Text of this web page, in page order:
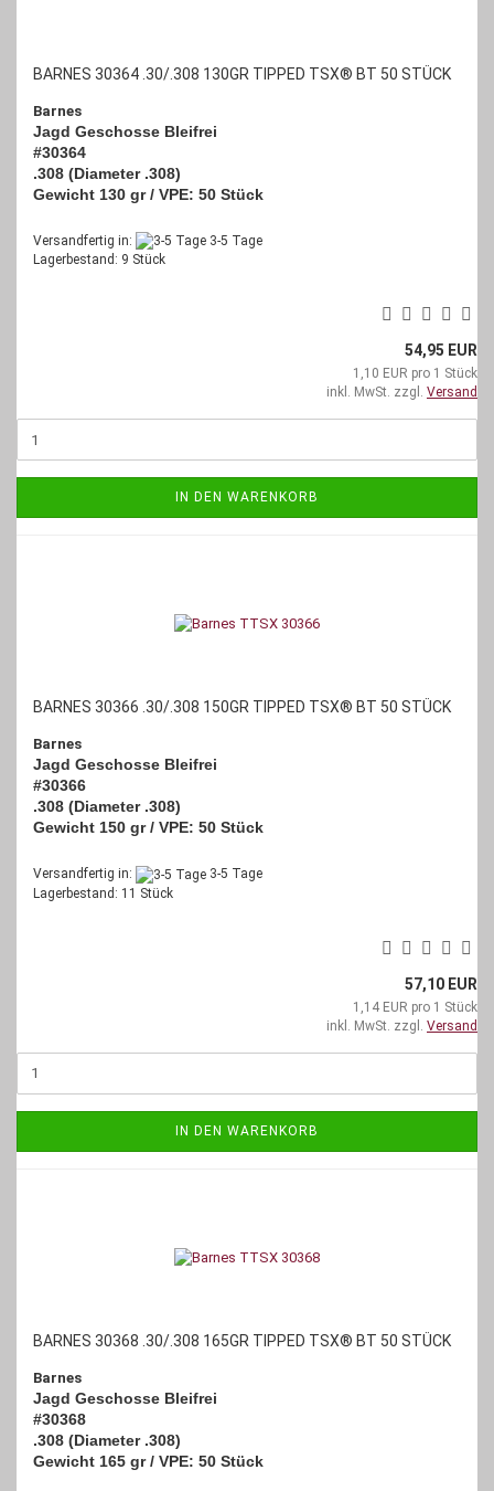
BARNES 30364 .30/.308 130GR TIPPED TSX® BT 50 STÜCK
Barnes
Jagd Geschosse Bleifrei
#30364
.308 (Diameter .308)
Gewicht 130 gr / VPE: 50 Stück
Versandfertig in:
3-5 Tage
Lagerbestand: 9 Stück
54,95 EUR
1,10 EUR pro 1 Stück
inkl. MwSt. zzgl. Versand
IN DEN WARENKORB
BARNES 30366 .30/.308 150GR TIPPED TSX® BT 50 STÜCK
Barnes
Jagd Geschosse Bleifrei
#30366
.308 (Diameter .308)
Gewicht 150 gr / VPE: 50 Stück
Versandfertig in:
3-5 Tage
Lagerbestand: 11 Stück
57,10 EUR
1,14 EUR pro 1 Stück
inkl. MwSt. zzgl. Versand
IN DEN WARENKORB
BARNES 30368 .30/.308 165GR TIPPED TSX® BT 50 STÜCK
Barnes
Jagd Geschosse Bleifrei
#30368
.308 (Diameter .308)
Gewicht 165 gr / VPE: 50 Stück